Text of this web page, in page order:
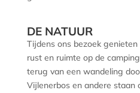
DE NATUUR
Tijdens ons bezoek
rust en ruimte op de
terug van een wandeling
Vijlenerbos en andere staan